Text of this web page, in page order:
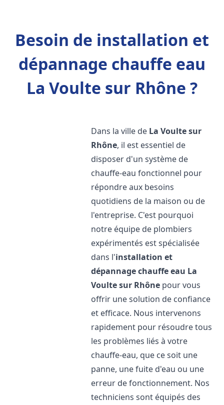
Besoin de installation et
dépannage chauffe eau
La Voulte sur Rhône ?
Dans la ville de La Voulte sur
Rhône, il est essentiel de
disposer d'un système de
chauffe-eau fonctionnel pour
répondre aux besoins
quotidiens de la maison ou de
l'entreprise. C'est pourquoi
notre équipe de plombiers
expérimentés est spécialisée
dans l'installation et
dépannage chauffe eau La
Voulte sur Rhône pour vous
offrir une solution de confiance
et efficace. Nous intervenons
rapidement pour résoudre tous
les problèmes liés à votre
chauffe-eau, que ce soit une
panne, une fuite d'eau ou une
erreur de fonctionnement. Nos
techniciens sont équipés des